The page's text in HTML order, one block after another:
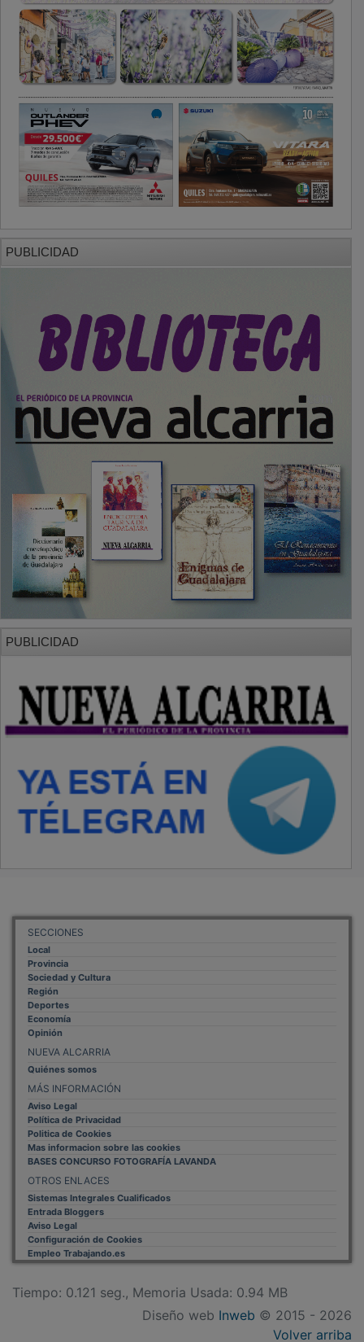
PUBLICIDAD
PUBLICIDAD
SECCIONES
Local
Provincia
Sociedad y Cultura
Región
Deportes
Economía
Opinión
NUEVA ALCARRIA
Quiénes somos
MÁS INFORMACIÓN
Aviso Legal
Política de Privacidad
Politica de Cookies
Mas informacion sobre las cookies
BASES CONCURSO FOTOGRAFÍA LAVANDA
OTROS ENLACES
Sistemas Integrales Cualificados
Entrada Bloggers
Aviso Legal
Configuración de Cookies
Empleo Trabajando.es
Tiempo: 0.121 seg., Memoria Usada: 0.94 MB
Diseño web Inweb © 2015 - 2026
Volver arriba